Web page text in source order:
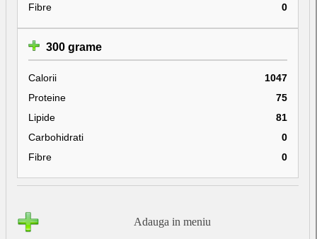
Fibre
0
300 grame
Calorii
1047
Proteine
75
Lipide
81
Carbohidrati
0
Fibre
0
Adauga in meniu